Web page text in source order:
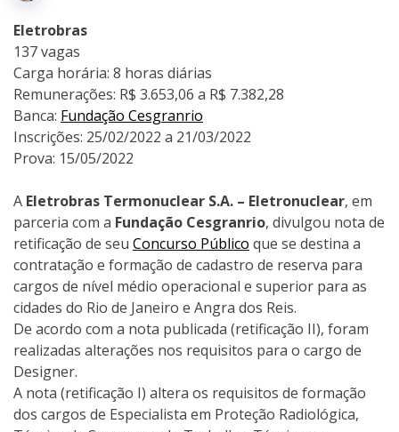
Eletrobras
137 vagas
Carga horária: 8 horas diárias
Remunerações: R$ 3.653,06 a R$ 7.382,28
Banca: Fundação Cesgranrio
Inscrições: 25/02/2022 a 21/03/2022
Prova: 15/05/2022
A Eletrobras Termonuclear S.A. – Eletronuclear, em
parceria com a Fundação Cesgranrio, divulgou nota de
retificação de seu Concurso Público que se destina a
contratação e formação de cadastro de reserva para
cargos de nível médio operacional e superior para as
cidades do Rio de Janeiro e Angra dos Reis.
De acordo com a nota publicada (retificação II), foram
realizadas alterações nos requisitos para o cargo de
Designer.
A nota (retificação I) altera os requisitos de formação
dos cargos de Especialista em Proteção Radiológica,